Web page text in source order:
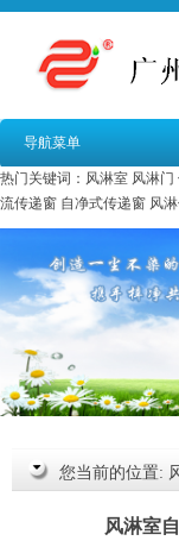
导航菜单
热门关键词： 风淋室 风淋门
流传递窗 自净式传递窗 风
您当前的位置:
风淋室